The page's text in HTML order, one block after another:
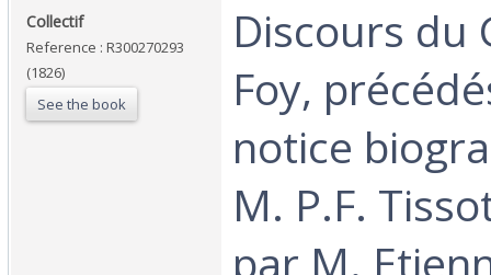
‎Collectif‎
Reference : R300270293
(1826)
See the book
‎Discours du
Foy,
notice
M. P.F.
par M.